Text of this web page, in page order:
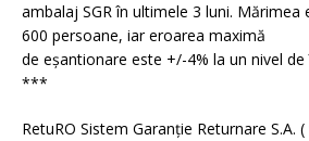
ambalaj SGR în ultimele 3 luni.
600 persoane, iar eroarea maximă
de eșantionare este +/-4% la un nivel de
***
RetuRO Sistem Garanție Returnare S.A.